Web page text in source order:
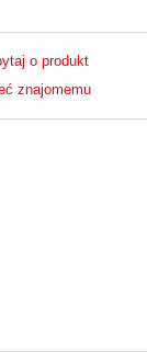
o produkt
znajomemu